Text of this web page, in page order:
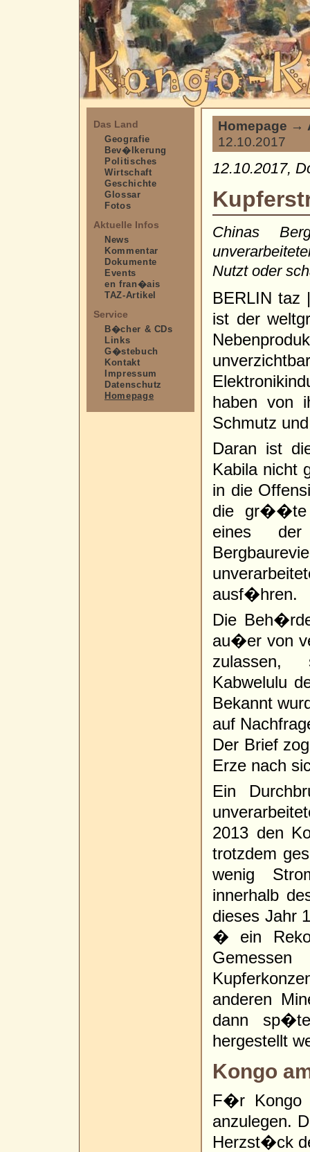
Das Land
Geografie
Bev�lkerung
Politisches
Wirtschaft
Geschichte
Glossar
Fotos
Aktuelle Infos
News
Kommentar
Dokumente
Events
en fran�ais
TAZ-Artikel
Service
B�cher & CDs
Links
G�stebuch
Kontakt
Impressum
Datenschutz
Homepage
Homepage →
12.10.2017
12.10.2017,
Chinas
Nutzt oder
BERLIN taz
ist der
haben von
Schmutz
Daran ist
Kabila nicht
in die
die gr��te
eines der
ausf�hren.
Die
au�er von
zulassen,
Kabwelulu
Bekannt
auf
Der Brief
Erze nach
Ein
2013 den
trotzdem
wenig
innerhalb
dieses Jahr
� ein
anderen
dann
hergestellt
Kongo
F�r Kongo
anzulegen.
Herzst�ck